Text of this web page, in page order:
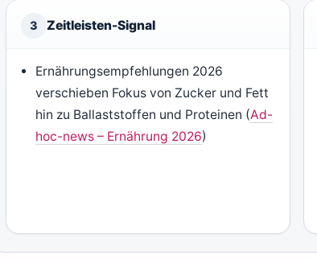
3 Zeitleisten-Signal
Ernährungsempfehlungen 2026
verschieben Fokus von Zucker und Fett
hin zu Ballaststoffen und Proteinen (Ad-
hoc-news – Ernährung 2026)